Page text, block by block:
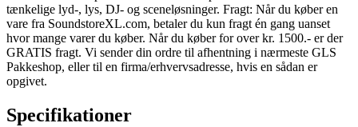
tænkelige lyd-, lys, DJ- og sceneløsninger. Fragt: Når du køber en
vare fra SoundstoreXL.com, betaler du kun fragt én gang uanset
hvor mange varer du køber. Når du køber for over kr. 1500.- er der
GRATIS fragt. Vi sender din ordre til afhentning i nærmeste GLS
Pakkeshop, eller til en firma/erhvervsadresse, hvis en sådan er
opgivet.
Specifikationer